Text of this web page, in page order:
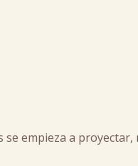
empieza a proyectar,